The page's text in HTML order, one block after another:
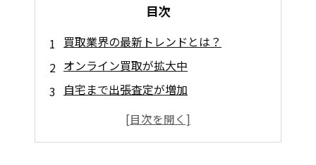
目次
買取業界の最新トレンドとは？
オンライン買取が拡大中
自宅まで出張査定が増加
高価値商品の即日入金が増加